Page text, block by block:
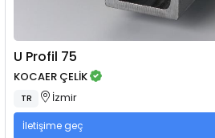
U Profil 75
KOCAER ÇELİK
TR İzmir
İletişime geç